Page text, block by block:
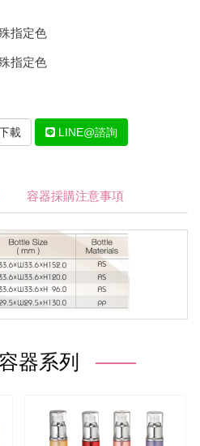
指定色
指定色
載 LINE@諮詢
容器採購注意事項
器系列